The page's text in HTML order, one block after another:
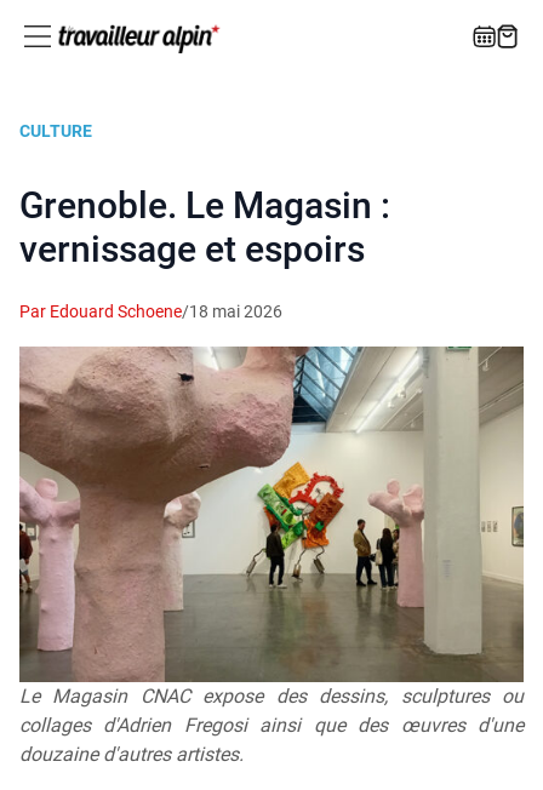
CULTURE
Grenoble. Le Magasin :
vernissage et espoirs
Par Edouard Schoene/18 mai 2026
Le Magasin CNAC expose des dessins, sculptures ou
collages d'Adrien Fregosi ainsi que des œuvres d'une
douzaine d'autres artistes.